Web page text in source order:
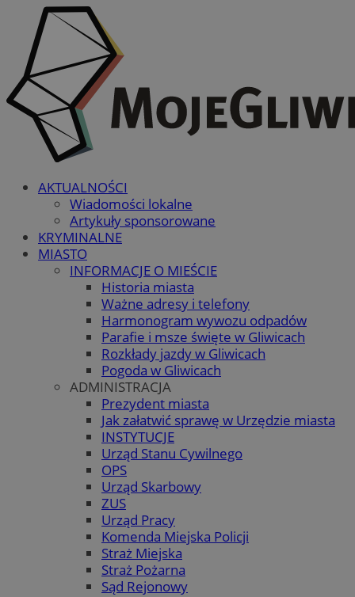
AKTUALNOŚCI
Wiadomości lokalne
Artykuły sponsorowane
KRYMINALNE
MIASTO
INFORMACJE O MIEŚCIE
Historia miasta
Ważne adresy i telefony
Harmonogram wywozu odpadów
Parafie i msze święte w Gliwicach
Rozkłady jazdy w Gliwicach
Pogoda w Gliwicach
ADMINISTRACJA
Prezydent miasta
Jak załatwić sprawę w Urzędzie miasta
INSTYTUCJE
Urząd Stanu Cywilnego
OPS
Urząd Skarbowy
ZUS
Urząd Pracy
Komenda Miejska Policji
Straż Miejska
Straż Pożarna
Sąd Rejonowy